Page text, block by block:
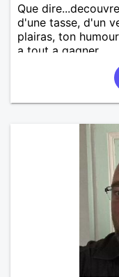
Que
d'une tasse, d'un
plairas, ton
a tout a gagner.